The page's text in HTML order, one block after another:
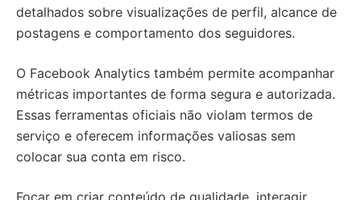
detalhados sobre visualizações de perfil, alcance de
postagens e comportamento dos seguidores.
O Facebook Analytics também permite acompanhar
métricas importantes de forma segura e autorizada.
Essas ferramentas oficiais não violam termos de
serviço e oferecem informações valiosas sem
colocar sua conta em risco.
Focar em criar conteúdo de qualidade, interagir